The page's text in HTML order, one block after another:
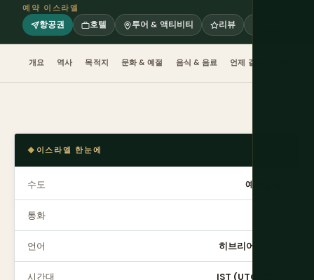
예약 이스라엘
항공권 호텔 투어 & 액티비티 리뷰
개요 역사 목적지 문화 & 예절 음식 & 음료 언제 갈까
이스라엘 한눈에
수도 예루살렘*
통화
언어 히브리어, 아랍어
시간대 IST (UTC+2/+3)